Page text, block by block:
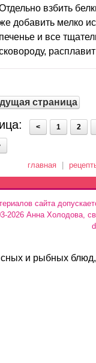
взбить
добавить мелко
печенье и все
страница
< 1 2
главная
сайта
2026 Анна Холодова,
и рыбных